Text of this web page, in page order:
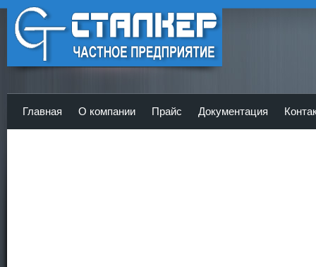
ЧП Сталкер - Главная
Главная О компании Прайс Документация